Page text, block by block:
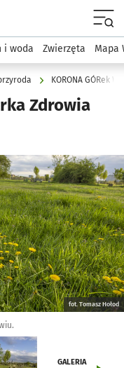
Środowisko we
i woda Zwierzęta Mapa
KORONA GÓRek
Zdrowia
fot. Tomasz Hołod
GALERIA